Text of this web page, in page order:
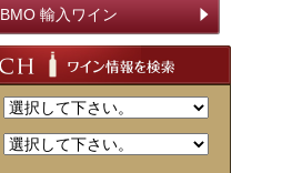
BMO 輸入ワイン